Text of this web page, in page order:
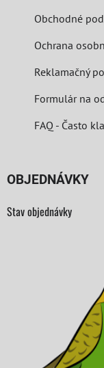
Obchodné
Ochrana
Reklamačný
Formulár na
FAQ - Často
OBJEDNÁVKY
Stav objednávky